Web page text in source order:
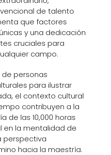
de talento
que factores
y una dedicación
cruciales para
campo.
de personas
para ilustrar
el contexto cultural
contribuyen a la
de las 10,000 horas
en la mentalidad de
perspectiva
hacia la maestría.